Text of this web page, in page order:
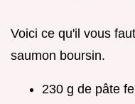
Voici ce qu'il vous
saumon boursin.
230 g de pâte